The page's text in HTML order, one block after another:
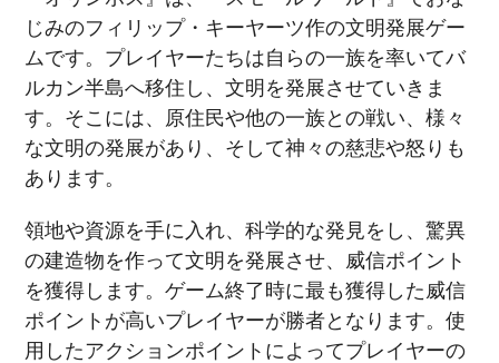
じみのフィリップ・キーヤーツ作の文明発展ゲー
ムです。プレイヤーたちは自らの一族を率いてバ
ルカン半島へ移住し、文明を発展させていきま
す。そこには、原住民や他の一族との戦い、様々
な文明の発展があり、そして神々の慈悲や怒りも
あります。
領地や資源を手に入れ、科学的な発見をし、驚異
の建造物を作って文明を発展させ、威信ポイント
を獲得します。ゲーム終了時に最も獲得した威信
ポイントが高いプレイヤーが勝者となります。使
用したアクションポイントによってプレイヤーの